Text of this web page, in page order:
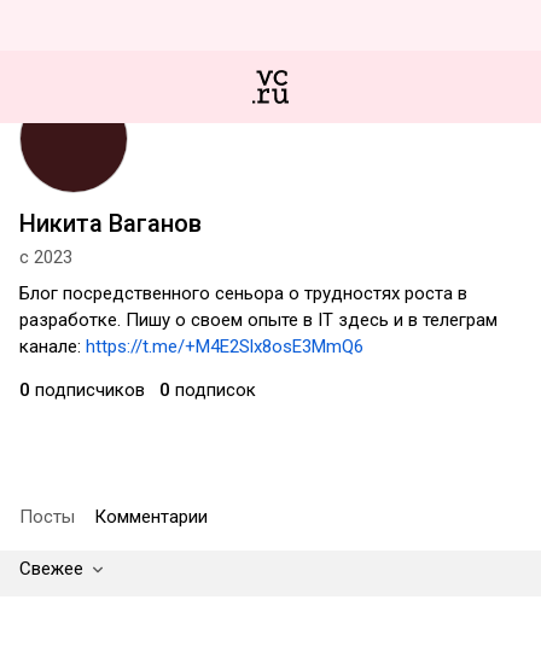
Никита Ваганов
с 2023
Блог посредственного сеньора о трудностях роста в
разработке. Пишу о своем опыте в IT здесь и в телеграм
канале: https://t.me/+M4E2Slx8osE3MmQ6
0 подписчиков 0 подписок
Посты Комментарии
Свежее